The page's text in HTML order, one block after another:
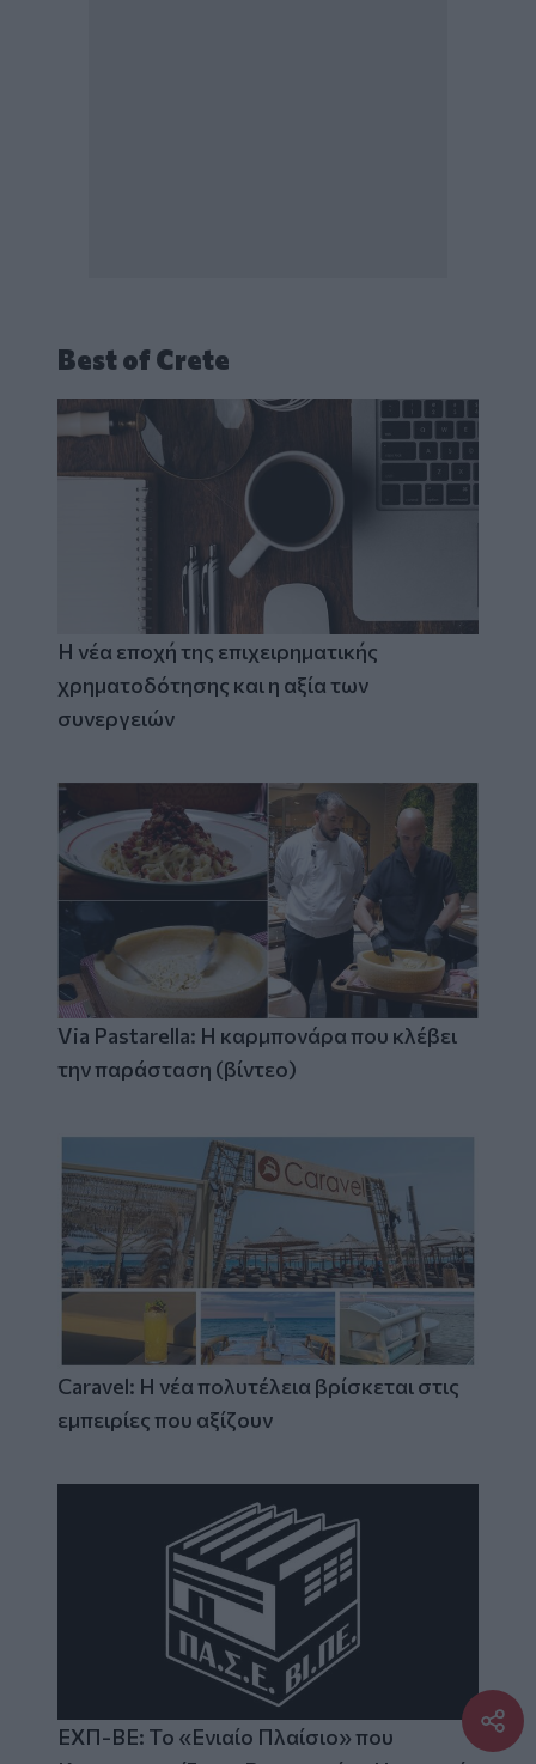
Best of Crete
Η νέα εποχή της επιχειρηματικής
χρηματοδότησης και η αξία των
συνεργειών
Via Pastarella: Η καρμπονάρα που κλέβει
την παράσταση (βίντεο)
Caravel: Η νέα πολυτέλεια βρίσκεται στις
εμπειρίες που αξίζουν
ΕΧΠ-ΒΕ: Το «Ενιαίο Πλαίσιο» που